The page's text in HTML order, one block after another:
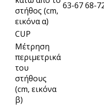
στήθος (cm,
εικόνα α)
63-6768-
CUP
Μέτρηση
περιμετρικά
του
στήθους
(cm, εικόνα
β)